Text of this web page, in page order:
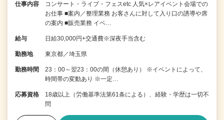
仕事内容
コンサート・ライブ・フェスetc 人気×レアイベント会場での
お仕事 ■案内／整理業務 お客さんに対して入り口の誘導や席
の案内 ■販売業務 イベ…
給与 日給30,000円+交通費※深夜手当含む
勤務地 東京都／埼玉県
勤務時間
23：00～翌23：00の間（休憩あり） ※イベントによって、
時間帯の変動あり ※一定…
応募資格
18歳以上（労働基準法第61条による）、経験・学歴は一切不
問